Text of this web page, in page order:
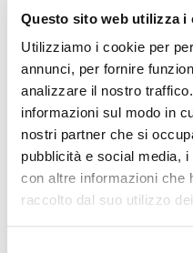
Questo sito web utilizza i
Utilizziamo i cookie per
annunci, per fornire
analizzare il nostro
informazioni sul modo in
nostri partner che si
pubblicità e social media,
con altre informazioni che
raccolto dal suo utilizzo
inclusa)
[31 gennaio 2025] [268 KB PDF]
Riqualifica bosco di
presso il CPE
[13 dicembre 2024] [383 KB PDF]